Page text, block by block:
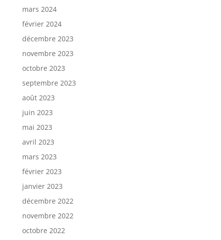
mars 2024
février 2024
décembre 2023
novembre 2023
octobre 2023
septembre 2023
août 2023
juin 2023
mai 2023
avril 2023
mars 2023
février 2023
janvier 2023
décembre 2022
novembre 2022
octobre 2022